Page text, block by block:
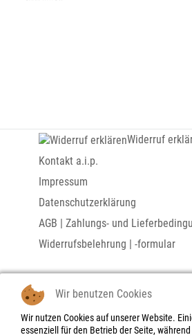
Widerruf
Kontakt a.i.p.
Impressum
Datenschutzerklärung
AGB | Zahlungs- und
Widerrufsbelehrung | -formular
Marius D. Kettler
Wir benutzen Cookies
Wir nutzen Cookies auf unserer Website.
essenziell für den Betrieb der Seite,